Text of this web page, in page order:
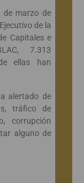
de marzo de
de la
Capitales e
7.313
ellas han
alertado de
tráfico de
corrupción
alguno de